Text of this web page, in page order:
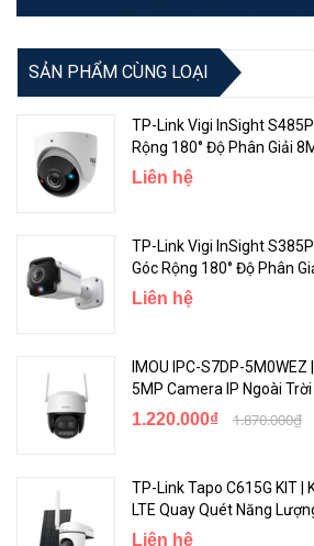
SẢN PHẨM CÙNG LOẠI
TP-Link Vigi InSight
Rộng 180° Độ Phân Giải
Liên hệ
TP-Link Vigi InSight
Góc Rộng 180° Độ Phân
Liên hệ
IMOU IPC-S7DP-
5MP Camera IP Ngoài
1.220.000₫ 1.870.000₫
TP-Link Tapo C615G KIT |
LTE Quay Quét Năng
Liên hệ